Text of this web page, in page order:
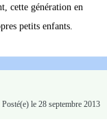
cette génération en
petits enfants.
Posté(e) le 28 septembre 2013